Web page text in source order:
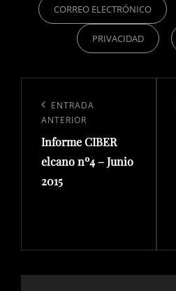
CORREO ELECTRÓNICO
PRIVACIDAD
entradas
Entrada
ENTRADA
ANTERIOR
Informe CIBER
elcano nº4 – Junio
2015